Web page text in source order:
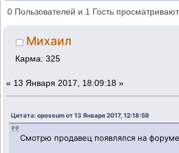
видеомагнитофоны Продано
закрыта а вопросы
17076 раз)
0 Пользователей и 1 Гость просматривают
Михаил
Карма: 325
« 13 Января 2017, 18:09:18 »
Цитата: opossum от 13 Января 2017, 12:18:59
Смотрю продавец появлялся на